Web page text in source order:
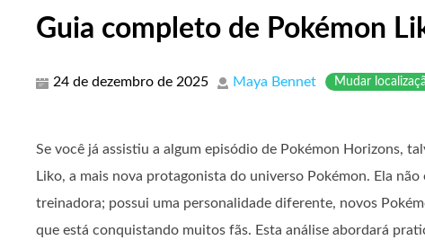
Guia completo de Pokémon
24 de dezembro de 2025 Maya Bennet Mudar
Se você já assistiu a algum episódio de Pokémon Horizons,
Liko, a mais nova protagonista do universo Pokémon. Ela não
treinadora; possui uma personalidade diferente, novos
que está conquistando muitos fãs. Esta análise abordará